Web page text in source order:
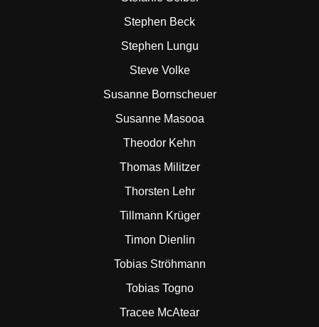
Stephen Beck
Stephen Lungu
Steve Volke
Susanne Bornscheuer
Susanne Masooa
Theodor Kehn
Thomas Militzer
Thorsten Lehr
Tillmann Krüger
Timon Dienlin
Tobias Ströhmann
Tobias Togno
Tracee McAtear